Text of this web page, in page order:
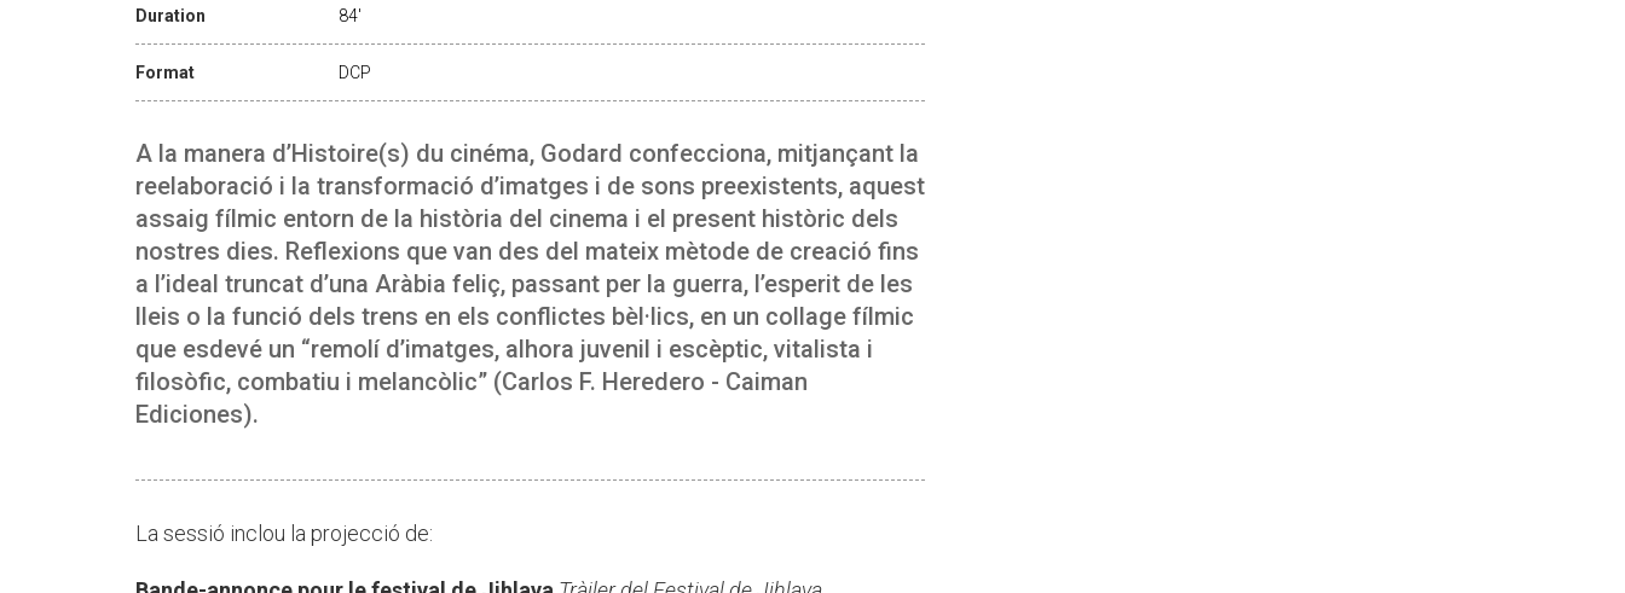
Duration 84'
Format DCP
A la manera d’Histoire(s) du cinéma, Godard confecciona, mitjançant la
reelaboració i la transformació d’imatges i de sons preexistents, aquest
assaig fílmic entorn de la història del cinema i el present històric dels
nostres dies. Reflexions que van des del mateix mètode de creació fins
a l’ideal truncat d’una Aràbia feliç, passant per la guerra, l’esperit de les
lleis o la funció dels trens en els conflictes bèl·lics, en un collage fílmic
que esdevé un “remolí d’imatges, alhora juvenil i escèptic, vitalista i
filosòfic, combatiu i melancòlic” (Carlos F. Heredero - Caiman
Ediciones).
La sessió inclou la projecció de: